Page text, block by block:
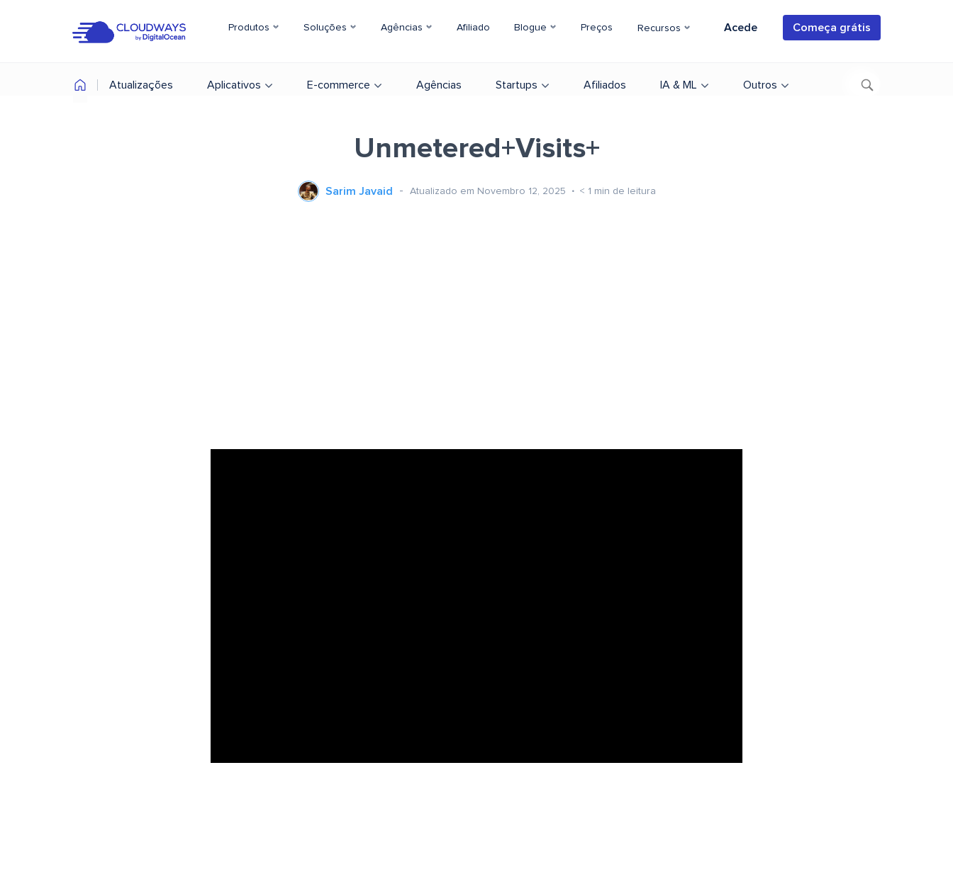
Produtos Soluções Agências Afiliado Blogue Preços Recursos Acede Começa grátis
Atualizações Aplicativos E-commerce Agências Startups Afiliados IA & ML Outros
Unmetered+Visits+
Sarim Javaid Atualizado em Novembro 12, 2025 < 1 min de leitura